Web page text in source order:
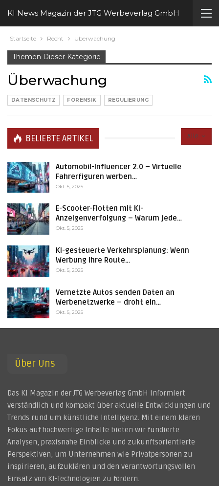
KI News Magazin der JTG Werbeverlag GmbH
Startseite Recht Überwachung
Themen Dieser Kategorie
Überwachung
DATENSCHUTZ FORENSIK REGULIERUNG
Alle
BELIEBTE ARTIKEL
Automobil-Influencer 2.0 – Virtuelle
Fahrerfiguren werben…
Okt. 5, 2025
E-Scooter-Flotten mit KI-
Anzeigenverfolgung – Warum jede…
Okt. 5, 2025
KI-gesteuerte Verkehrsplanung: Wenn
Werbung Ihre Route…
Okt. 5, 2025
Vernetzte Autos senden Daten an
Werbenetzwerke – droht ein…
Okt. 5, 2025
Über Uns
Das KI Magazin der JTG Werbeverlag GmbH informiert
verständlich und kompakt über aktuelle Entwicklungen und
Trends rund um künstliche Intelligenz. Mit einem klaren
Fokus auf hochwertige Inhalte bieten wir fundierte
Analysen, praxisnahe Einblicke und zukunftsorientierte
Perspektiven, um Unternehmen wie Privatpersonen zu
inspirieren, aufzuklären und den verantwortungsvollen
Einsatz von KI-Technologien zu fördern.